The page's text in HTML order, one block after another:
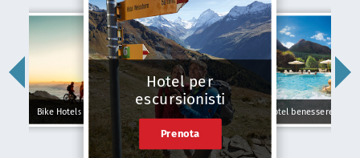
Bike Hotels
Hotel per
escursionisti
Prenota
Hotel benessere